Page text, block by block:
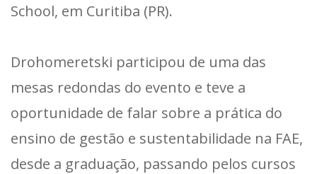
School, em Curitiba (PR).
Drohomeretski participou de uma das
mesas redondas do evento e teve a
oportunidade de falar sobre a prática do
ensino de gestão e sustentabilidade na FAE,
desde a graduação, passando pelos cursos